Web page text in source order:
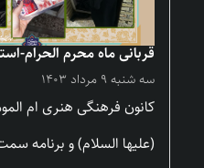
قربانی ماه محرم الحرام-
سه شنبه ۹ مرداد ۱۴۰۳
کانون فرهنگی هنری ام
(علیها السلام) و برنامه